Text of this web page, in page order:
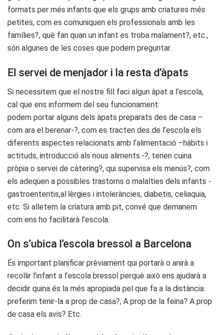
formats per més infants que els grups amb criatures més
petites, com es comuniquen els professionals amb les
famílies?, què fan quan un infant es troba malament?, etc.,
són algunes de les coses que podem preguntar.
El servei de menjador i la resta d’àpats
Si necessitem que el nostre fill faci algun àpat a l’escola,
cal que ens informem del seu funcionament:
podem portar alguns dels àpats preparats des de casa –
com ara el berenar-?, com es tracten des de l’escola els
diferents aspectes relacionats amb l’alimentació –hàbits i
actituds, introducció als nous aliments.-?, tenen cuina
pròpia o servei de càtering?, qui supervisa els menús?, com
els adeqüen a possibles trastorns o malalties dels infants -
gastroenteritis,al·lèrgies i intoleràncies, diabetis, celiaquia,
etc. Si alletem la criatura amb pit, convé que demanem
com ens ho facilitarà l’escola.
On s’ubica l’escola bressol a Barcelona
És important planificar prèviament qui portarà o anirà a
recollir l’infant a l’escola bressol perquè això ens ajudarà a
decidir quina és la més apropiada pel que fa a la distància:
preferim tenir-la a prop de casa?, A prop de la feina? A prop
de casa els avis? Etc.